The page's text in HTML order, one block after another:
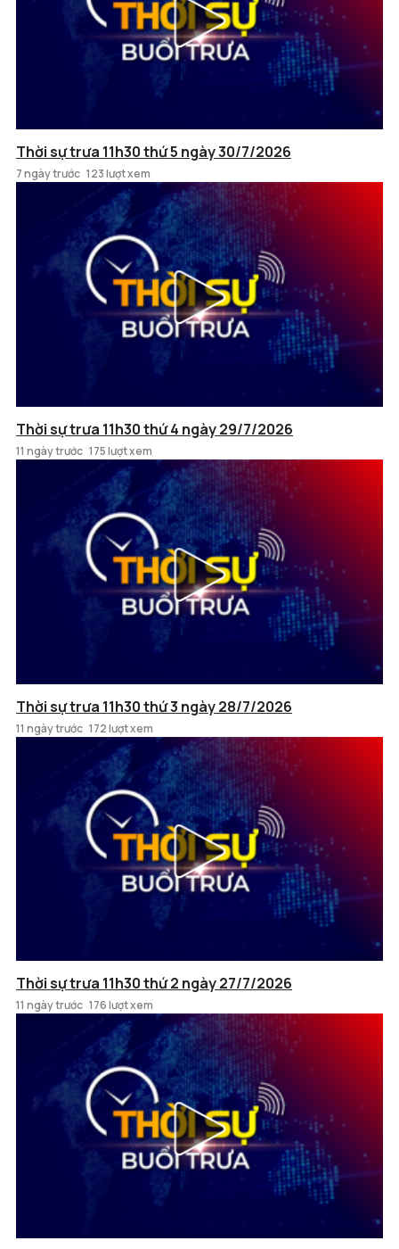
Thời sự trưa 11h30 thứ 5 ngày 30/7/2026
7 ngày trước 123 lượt xem
Thời sự trưa 11h30 thứ 4 ngày 29/7/2026
11 ngày trước 175 lượt xem
Thời sự trưa 11h30 thứ 3 ngày 28/7/2026
11 ngày trước 172 lượt xem
Thời sự trưa 11h30 thứ 2 ngày 27/7/2026
11 ngày trước 176 lượt xem